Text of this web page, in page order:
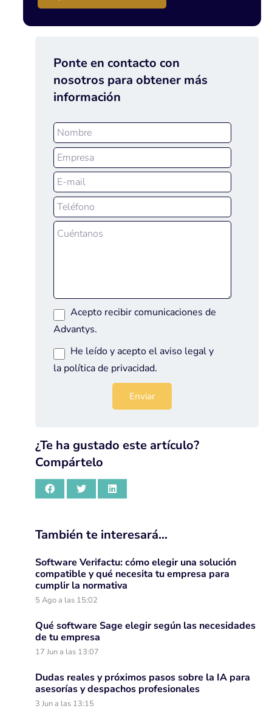
Ponte en contacto con
nosotros para obtener más
información
Acepto recibir comunicaciones de
Advantys.
He leído y acepto el aviso legaly
la política de privacidad.
¿Te ha gustado este artículo?
Compártelo
También te interesará…
Software Verifactu: cómo elegir una solución
compatible y qué necesita tu empresa para
cumplir la normativa
5 Ago a las 15:02
Qué software Sage elegir según las necesidades
de tu empresa
17 Jun a las 13:07
Dudas reales y próximos pasos sobre la IA para
asesorías y despachos profesionales
3 Jun a las 13:15